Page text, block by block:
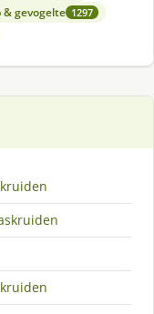
& gevogelte 1297